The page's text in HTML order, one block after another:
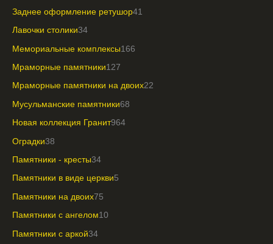
Заднее оформление ретушор41
Лавочки столики34
Мемориальные комплексы166
Мраморные памятники127
Мраморные памятники на двоих22
Мусульманские памятники68
Новая коллекция Гранит964
Оградки38
Памятники - кресты34
Памятники в виде церкви5
Памятники на двоих75
Памятники с ангелом10
Памятники с аркой34